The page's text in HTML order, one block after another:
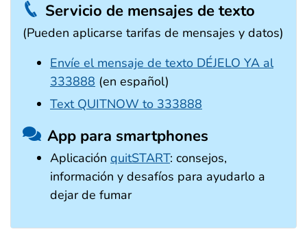
Servicio de mensajes de texto
(Pueden aplicarse tarifas de mensajes y datos)
Envíe el mensaje de texto DÉJELO YA al
333888 (en español)
Text QUITNOW to 333888
App para smartphones
Aplicación quitSTART: consejos,
información y desafíos para ayudarlo a
dejar de fumar